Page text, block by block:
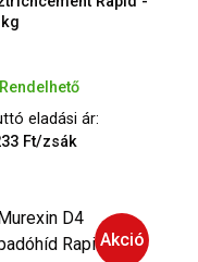
Rendelhető
eladási ár:
Ft/zsák
Akció